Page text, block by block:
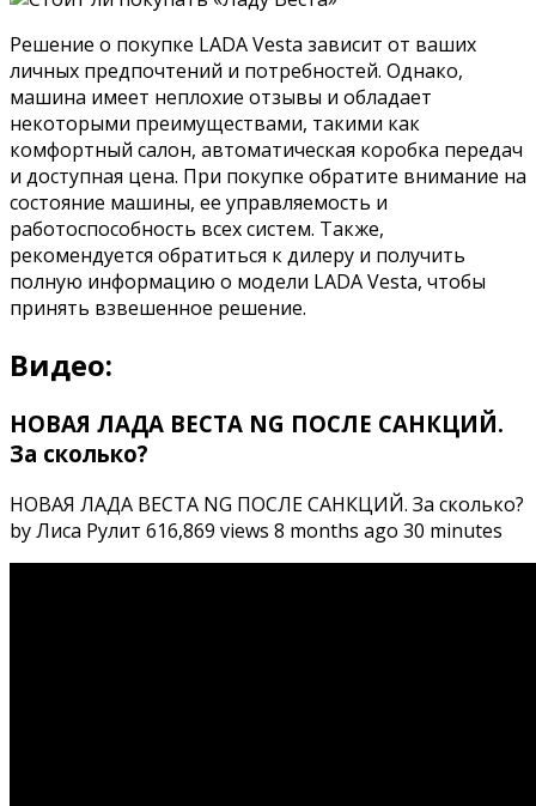
Решение о покупке LADA Vesta зависит от ваших
личных предпочтений и потребностей. Однако,
машина имеет неплохие отзывы и обладает
некоторыми преимуществами, такими как
комфортный салон, автоматическая коробка передач
и доступная цена. При покупке обратите внимание на
состояние машины, ее управляемость и
работоспособность всех систем. Также,
рекомендуется обратиться к дилеру и получить
полную информацию о модели LADA Vesta, чтобы
принять взвешенное решение.
Видео:
НОВАЯ ЛАДА ВЕСТА NG ПОСЛЕ САНКЦИЙ.
За сколько?
НОВАЯ ЛАДА ВЕСТА NG ПОСЛЕ САНКЦИЙ. За сколько?
by Лиса Рулит 616,869 views 8 months ago 30 minutes